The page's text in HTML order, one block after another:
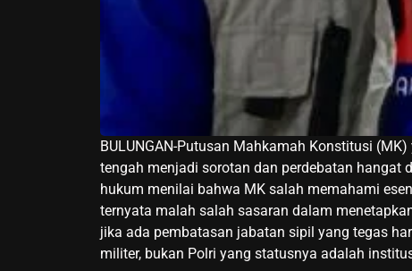
BULUNGAN-Putusan Mahkamah Konstitusi
tengah menjadi sorotan dan perdebatan hangat
hukum menilai bahwa MK salah memahami
ternyata malah salah sasaran dalam
jika ada pembatasan jabatan sipil yang tegas
militer, bukan Polri yang statusnya adalah